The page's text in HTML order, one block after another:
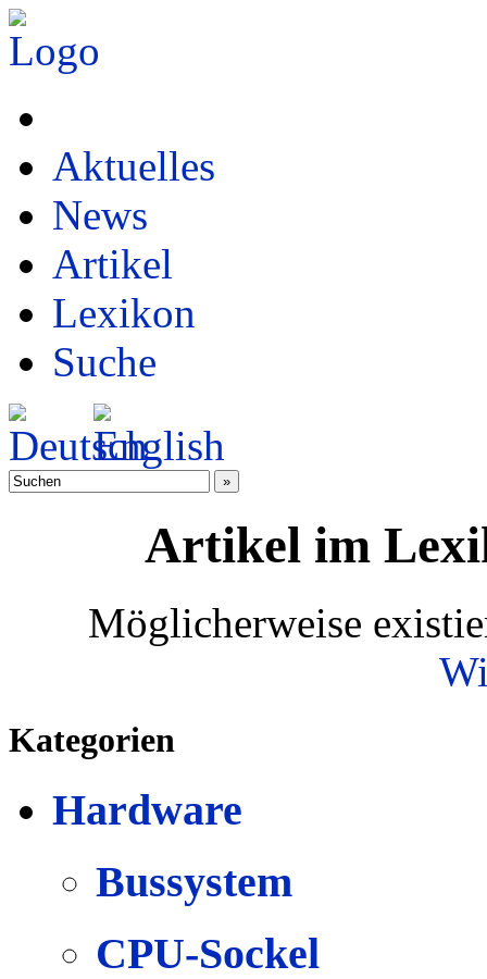
Aktuelles
News
Artikel
Lexikon
Suche
Artikel im
Möglicherweise
Kategorien
Hardware
Bussystem
CPU-Sockel